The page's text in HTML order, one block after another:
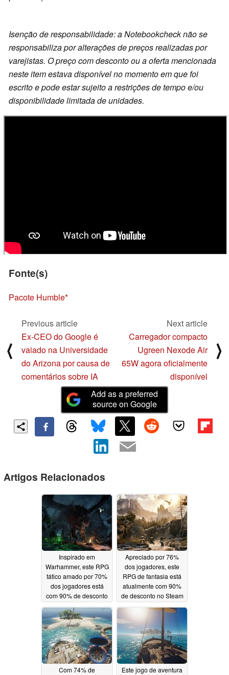
Isenção de responsabilidade: a Notebookcheck não se
responsabiliza por alterações de preços realizadas por
varejistas. O preço com desconto ou a oferta mencionada
neste item estava disponível no momento em que foi
escrito e pode estar sujeito a restrições de tempo e/ou
disponibilidade limitada de unidades.
Fonte(s)
Pacote Humble
⟨
Previous article
Ex-CEO do Google é
vaiado na Universidade
do Arizona por causa de
comentários sobre IA
Next article
Carregador compacto
Ugreen Nexode Air
65W agora oficialmente
disponível
⟩
Add as a preferred
source on Google
Artigos Relacionados
Inspirado em
Warhammer, este RPG
tático amado por 70%
dos jogadores está
com 90% de desconto
no Steam05/23/2026
Apreciado por 76%
dos jogadores, este
RPG de fantasia está
atualmente com 90%
de desconto no Steam
05/22/2026
Com 74% de
Este jogo de aventura